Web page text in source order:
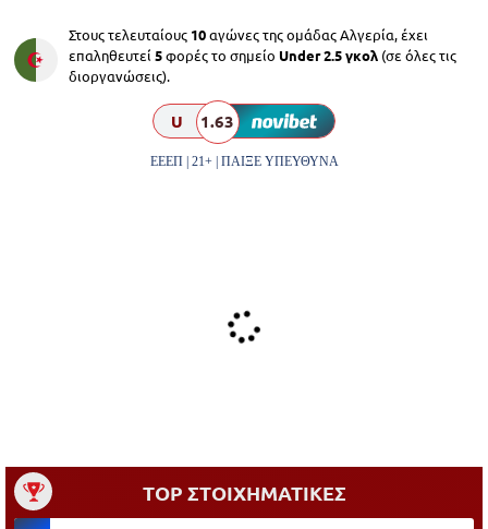
Στους τελευταίους 10αγώνες της ομάδας Αλγερία, έχει
επαληθευτεί 5φορές το σημείο Under 2.5 γκολ (σε όλες τις
διοργανώσεις).
U 1.63
ΕΕΕΠ | 21+ | ΠΑΙΞΕ ΥΠΕΥΘΥΝΑ
TOP ΣΤΟΙΧΗΜΑΤΙΚΕΣ